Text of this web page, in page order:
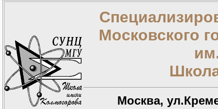
Московского
Москва,